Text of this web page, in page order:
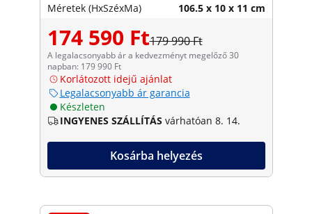
Méretek (HxSzéxMa) 106.5 x 10 x 11 cm
174 590 Ft179 990 Ft
A legalacsonyabb ár a kedvezményt megelőző 30
napban: 179 990 Ft
Korlátozott idejű ajánlat
Legalacsonyabb ár garancia
Készleten
INGYENES SZÁLLÍTÁS várhatóan 8. 14.
Kosárba helyezés